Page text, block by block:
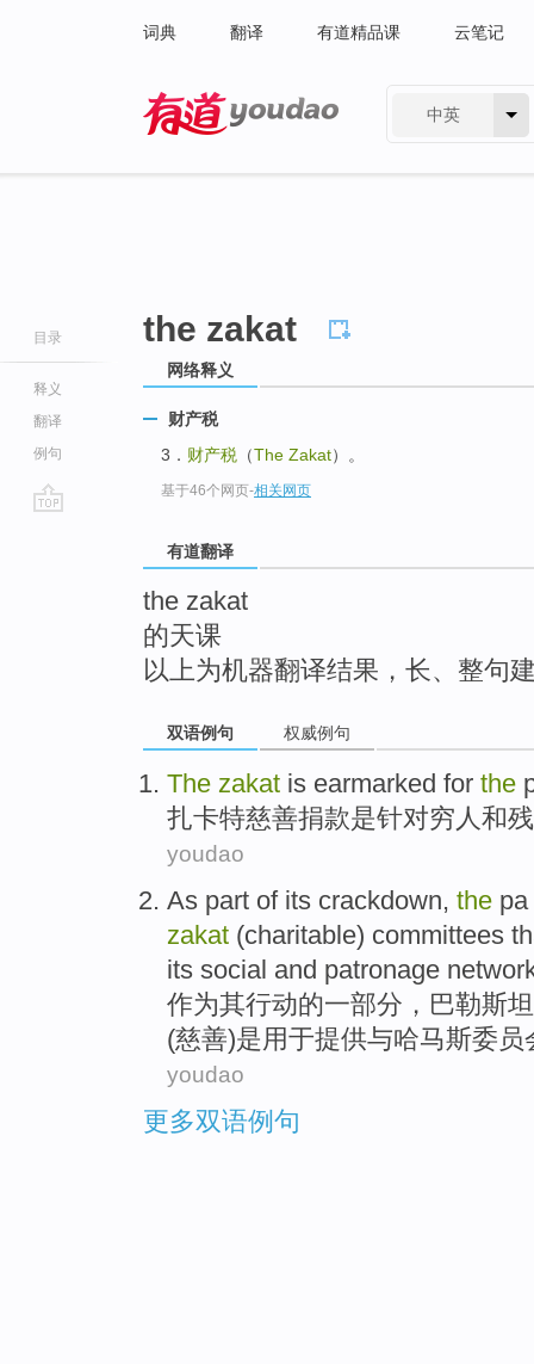
词典 翻译 有道精品课 云笔记
中英
目录
释义
翻译
例句
the zakat
网络释义
财产税
3． 财产税 （The Zakat）。
基于46个网页-相关网页
有道翻译
the zakat
的天课
以上为机器翻译结果，长、整句
双语例句 权威例句
The zakat is earmarked for the
扎卡特慈善捐款是针对穷人和
youdao
As part of its crackdown, the pa
zakat (charitable) committees
its social and patronage
作为其行动的一部分 ， 巴勒斯坦
(慈善)是用于提供与哈马斯委员
youdao
更多双语例句